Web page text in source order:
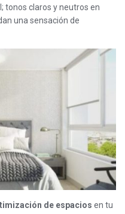
tonos claros y neutros en
una sensación de
de espacios en tu